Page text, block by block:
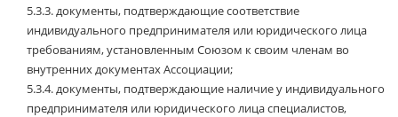
5.3.3. документы, подтверждающие соответствие
индивидуального предпринимателя или юридического лица
требованиям, установленным Союзом к своим членам во
внутренних документах Ассоциации;
5.3.4. документы, подтверждающие наличие у индивидуального
предпринимателя или юридического лица специалистов,